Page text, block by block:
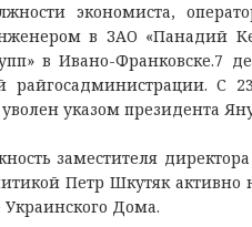
экономиста,
в ЗАО
в Ивано-Франковске.7
райгосадминистрации. С
указом президента
заместителя
Петр Шкутяк активно
Дома.